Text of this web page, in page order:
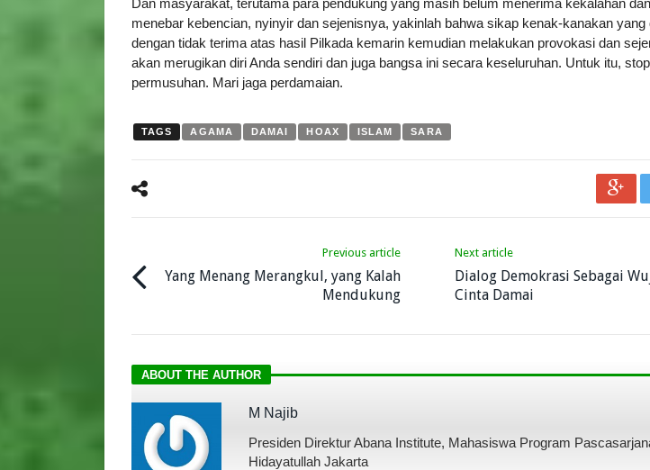
menebar kebencian, nyinyir dan sejenisnya, yakinlah bahwa sikap kenak-kanakan yang
dengan tidak terima atas hasil Pilkada kemarin kemudian melakukan provokasi dan
akan merugikan diri Anda sendiri dan juga bangsa ini secara keseluruhan. Untuk itu, stop
permusuhan. Mari jaga perdamaian.
TAGS AGAMA DAMAI HOAX ISLAM SARA
Previous article
Yang Menang Merangkul, yang Kalah
Mendukung
Next article
Dialog Demokrasi Sebagai
Cinta Damai
ABOUT THE AUTHOR
M Najib
Presiden Direktur Abana Institute, Mahasiswa Program
Hidayatullah Jakarta